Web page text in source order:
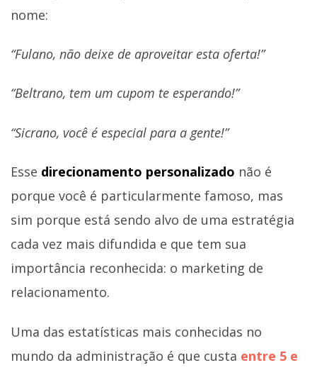
nome:
“Fulano, não deixe de aproveitar esta oferta!”
“Beltrano, tem um cupom te esperando!”
“Sicrano, você é especial para a gente!”
Esse direcionamento personalizado não é
porque você é particularmente famoso, mas
sim porque está sendo alvo de uma estratégia
cada vez mais difundida e que tem sua
importância reconhecida: o marketing de
relacionamento.
Uma das estatísticas mais conhecidas no
mundo da administração é que custa entre 5 e